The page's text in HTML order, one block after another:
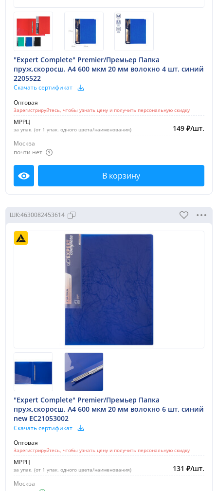
"Expert Complete" Premier/Премьер Папка
пруж.скоросш. A4 600 мкм 20 мм волокно 4 шт. синий
2205522
Скачать сертификат
Оптовая
Зарегистрируйтесь, чтобы узнать цену и получить персональную скидку
МРРЦ
за упак. (от 1 упак. одного цвета/наименования) 149 ₽/шт.
Москва
почти нет
Посмотреть В корзину
ШК:4630082453614
"Expert Complete" Premier/Премьер Папка
пруж.скоросш. A4 600 мкм 20 мм волокно 6 шт. синий
new EC21053002
Скачать сертификат
Оптовая
Зарегистрируйтесь, чтобы узнать цену и получить персональную скидку
МРРЦ
за упак. (от 1 упак. одного цвета/наименования) 131 ₽/шт.
Москва